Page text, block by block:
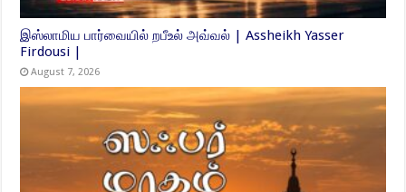
இஸ்லாமிய பார்வையில் றபீஉல் அவ்வல் | Assheikh Yasser
Firdousi |
August 7, 2026